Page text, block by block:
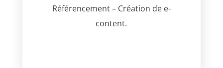
Référencement – Création de e-
content.